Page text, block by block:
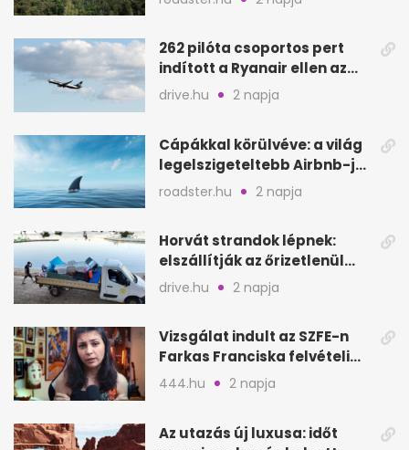
262 pilóta csoportos pert
indított a Ryanair ellen az
Egyesült Királyságban
drive.hu 2 napja
Cápákkal körülvéve: a világ
legelszigeteltebb Airbnb-je
a nyílt tengeren
roadster.hu 2 napja
Horvát strandok lépnek:
elszállítják az őrizetlenül
hagyott törölközőket
drive.hu 2 napja
Vizsgálat indult az SZFE-n
Farkas Franciska felvételi
videója után
444.hu 2 napja
Az utazás új luxusa: időt